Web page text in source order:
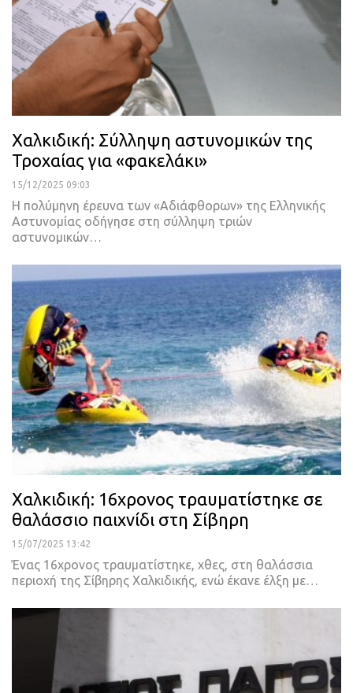
Χαλκιδική: Σύλληψη αστυνομικών της
Τροχαίας για «φακελάκι»
15/12/2025 09:03
Η πολύμηνη έρευνα των «Αδιάφθορων» της Ελληνικής
Αστυνομίας οδήγησε στη σύλληψη τριών
αστυνομικών…
Χαλκιδική: 16χρονος τραυματίστηκε σε
θαλάσσιο παιχνίδι στη Σίβηρη
15/07/2025 13:42
Ένας 16χρονος τραυματίστηκε, χθες, στη θαλάσσια
περιοχή της Σίβηρης Χαλκιδικής, ενώ έκανε έλξη με…